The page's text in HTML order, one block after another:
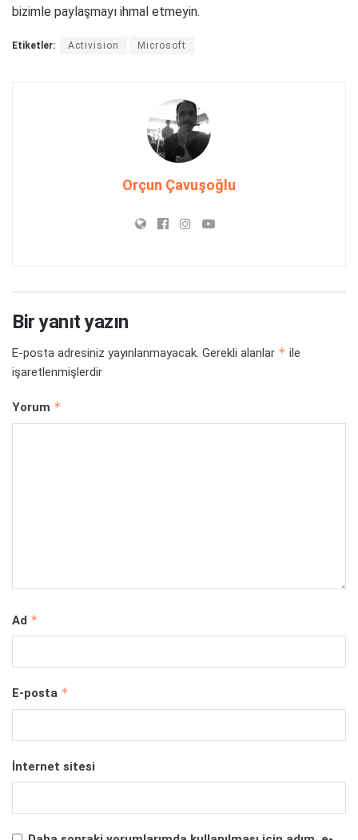
bizimle paylaşmayı ihmal etmeyin.
Etiketler: Activision Microsoft
Orçun Çavuşoğlu
Bir yanıt yazın
E-posta adresiniz yayınlanmayacak. Gerekli alanlar * ile
işaretlenmişlerdir
Yorum *
Ad *
E-posta *
İnternet sitesi